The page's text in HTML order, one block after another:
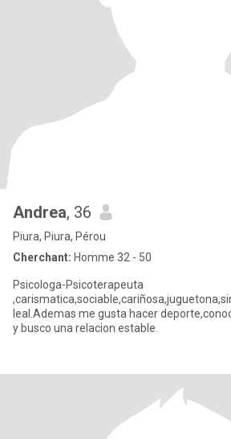
Andrea, 36
Piura, Piura, Pérou
Cherchant: Homme 32 - 50
Psicologa-Psicoterapeuta
leal.Ademas me gusta hacer
y busco una relacion estable.